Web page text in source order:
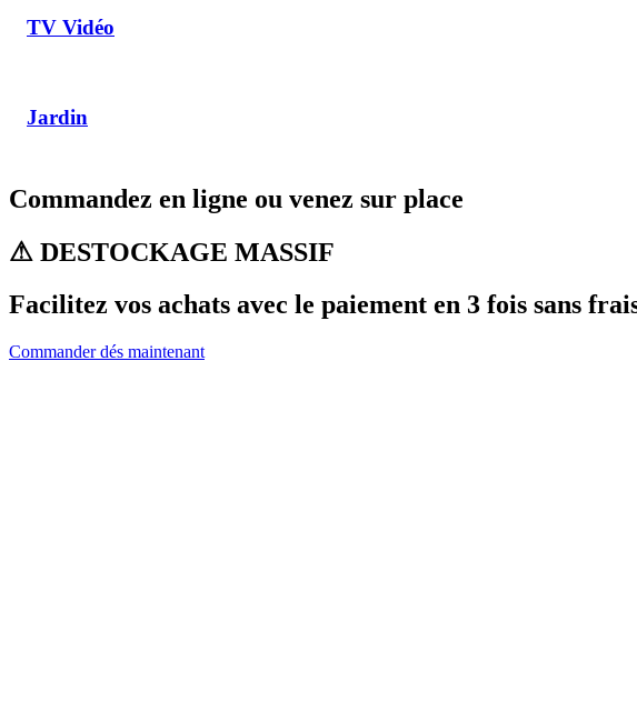
TV Vidéo
Jardin
Commandez en ligne ou venez sur place
⚠ DESTOCKAGE MASSIF
Facilitez vos achats avec le paiement en 3 fois sans
Commander dés maintenant